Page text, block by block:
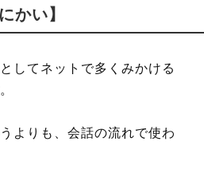
かい】
してネットで多くみかける
よりも、会話の流れで使わ